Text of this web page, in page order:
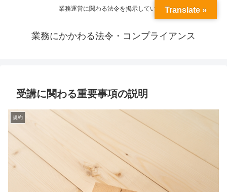
業務運営に関わる法令を掲示しています
業務にかかわる法令・コンプライアンス
受講に関わる重要事項の説明
規約
Translate »